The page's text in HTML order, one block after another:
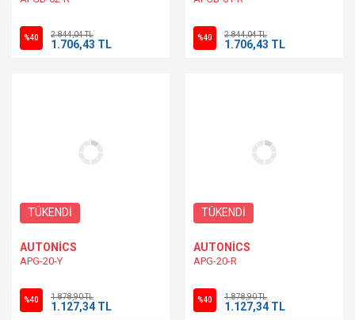
%40 2.844,04 TL
1.706,43 TL %40 2.844,04 TL
1.706,43 TL
TÜKENDİ
AUTONİCS
APG-20-Y
%40 1.878,90 TL
1.127,34 TL
TÜKENDİ
AUTONİCS
APG-20-R
%40 1.878,90 TL
1.127,34 TL